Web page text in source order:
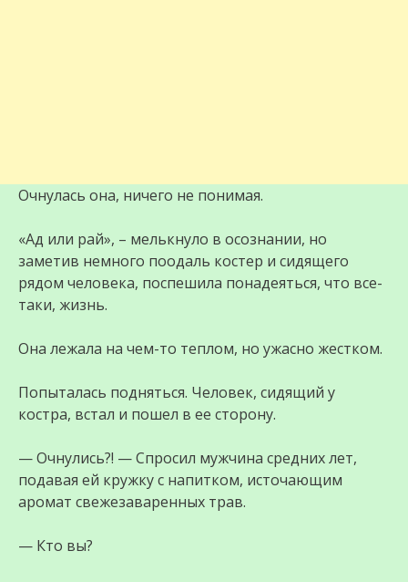
Очнулась она, ничего не понимая.
«Ад или рай», – мелькнуло в осознании, но
заметив немного поодаль костер и сидящего
рядом человека, поспешила понадеяться, что все-
таки, жизнь.
Она лежала на чем-то теплом, но ужасно жестком.
Попыталась подняться. Человек, сидящий у
костра, встал и пошел в ее сторону.
— Очнулись?! — Спросил мужчина средних лет,
подавая ей кружку с напитком, источающим
аромат свежезаваренных трав.
— Кто вы?